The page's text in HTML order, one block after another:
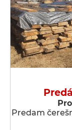
Predam